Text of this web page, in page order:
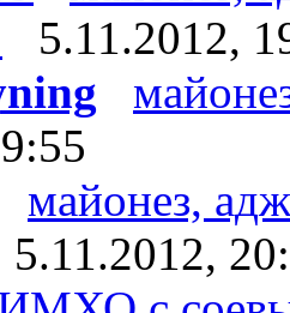
5.11.2012,
майонез,
5.11.2012,